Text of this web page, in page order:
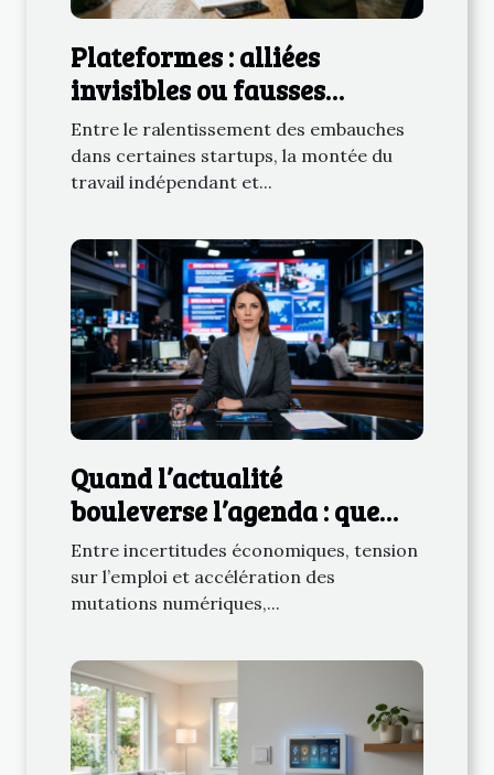
Plateformes : alliées
invisibles ou fausses
promesses pour les
freelances tech ?
Entre le ralentissement des embauches
dans certaines startups, la montée du
travail indépendant et...
Quand l’actualité
bouleverse l’agenda : que
retenir des derniers
rebondissements ?
Entre incertitudes économiques, tension
sur l’emploi et accélération des
mutations numériques,...